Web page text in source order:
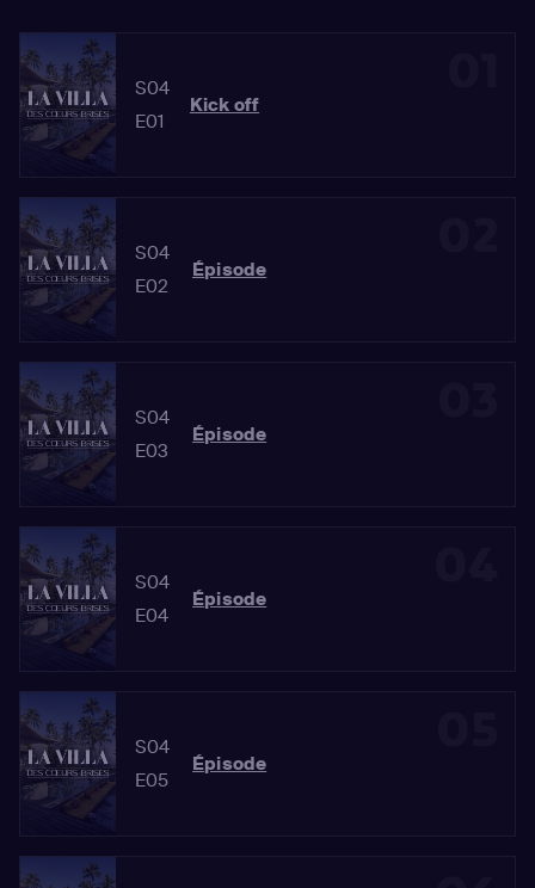
S04
E01
Kick off
S04
E02
Épisode
S04
E03
Épisode
S04
E04
Épisode
S04
E05
Épisode